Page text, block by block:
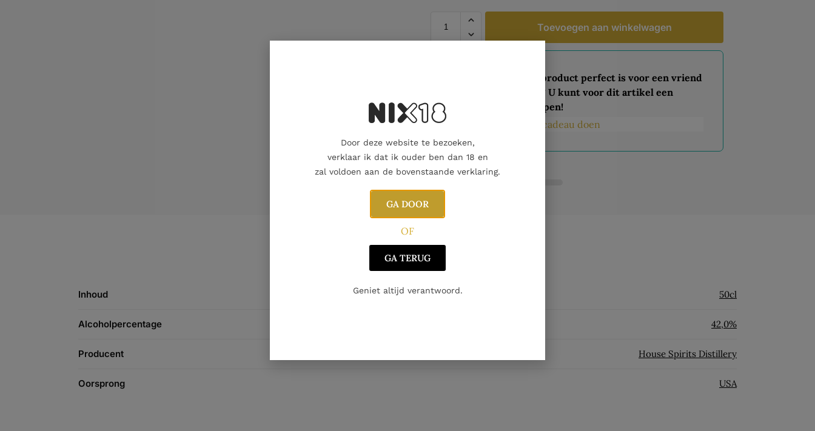
Toevoegen aan winkelwagen
Vind je dat dit product perfect is voor een vriend
of een geliefde? U kunt voor dit artikel een
cadeaukaart kopen!
Dit product als cadeau doen
Nog maar 1 op voorraad!
Aanvullende informatie
Inhoud 50cl
Alcoholpercentage 42,0%
Producent House Spirits Distillery
Oorsprong USA
Door deze website te bezoeken,
verklaar ik dat ik ouder ben dan 18 en
zal voldoen aan de bovenstaande verklaring.
GA DOOR
OF
GA TERUG
Geniet altijd verantwoord.